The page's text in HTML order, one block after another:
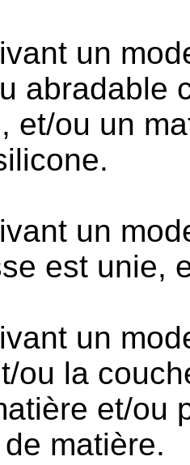
un
abradable
et/ou un
un
est unie,
un
ou la
et/ou
matière.